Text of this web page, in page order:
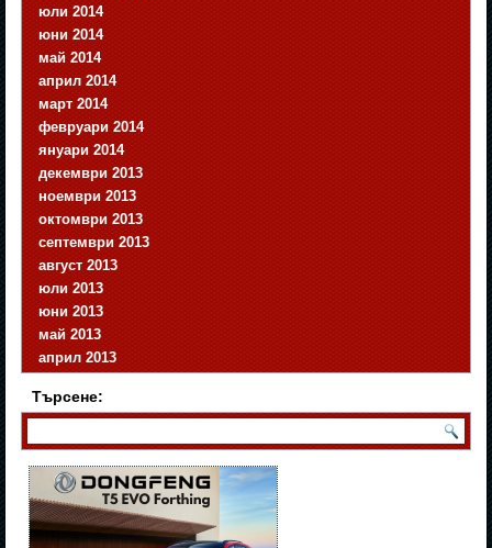
юли 2014
юни 2014
май 2014
април 2014
март 2014
февруари 2014
януари 2014
декември 2013
ноември 2013
октомври 2013
септември 2013
август 2013
юли 2013
юни 2013
май 2013
април 2013
Търсене: